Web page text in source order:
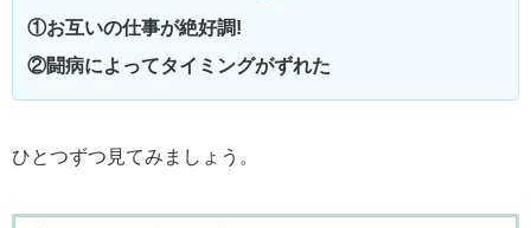
①お互いの仕事が絶好調!
②闘病によってタイミングがずれた
ひとつずつ見てみましょう。